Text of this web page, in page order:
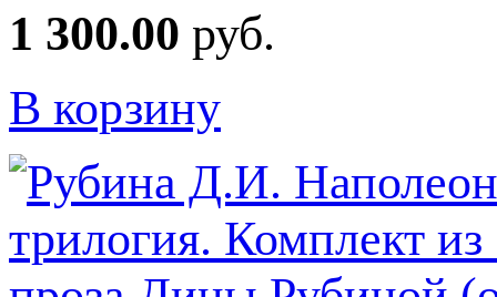
1 300.00 руб.
В корзину